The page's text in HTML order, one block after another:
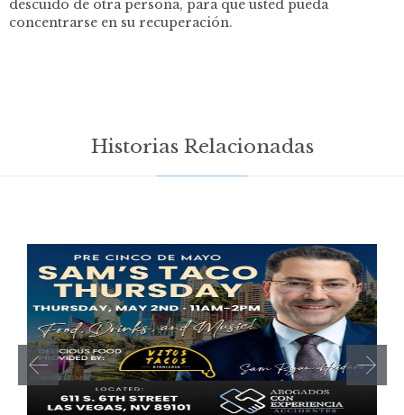
descuido de otra persona, para que usted pueda
concentrarse en su recuperación.
Historias Relacionadas